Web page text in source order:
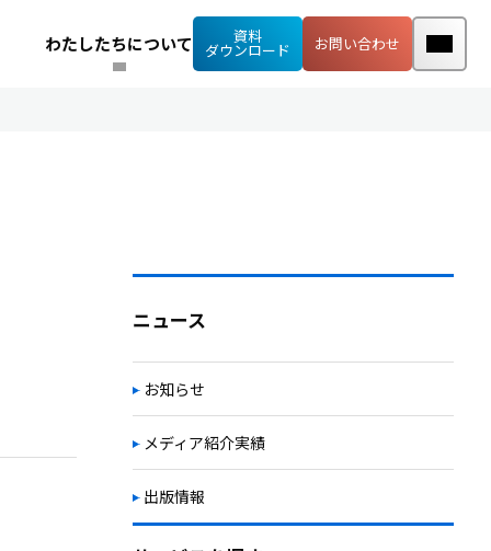
わたしたちについて
資料
ダウンロード
お問い合わせ
ニュース
お知らせ
メディア紹介実績
出版情報